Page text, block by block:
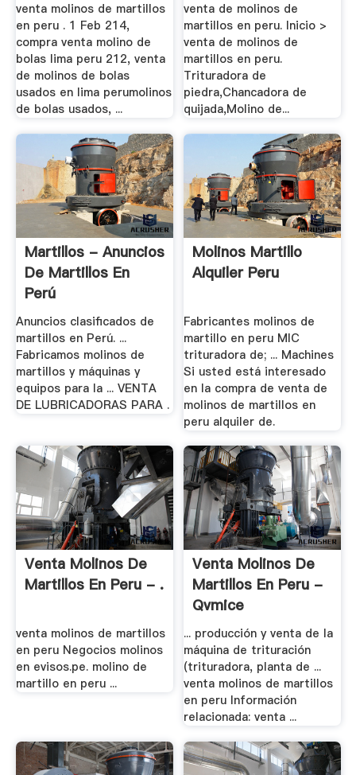
venta molinos de martillos
en peru . 1 Feb 214,
compra venta molino de
bolas lima peru 212, venta
de molinos de bolas
usados en lima perumolinos
de bolas usados, ...
venta de molinos de
martillos en peru. Inicio >
venta de molinos de
martillos en peru.
Trituradora de
piedra,Chancadora de
quijada,Molino de...
Martillos - Anuncios
De Martillos En
Perú
Anuncios clasificados de
martillos en Perú. ...
Fabricamos molinos de
martillos y máquinas y
equipos para la ... VENTA
DE LUBRICADORAS PARA .
Molinos Martillo
Alquiler Peru
Fabricantes molinos de
martillo en peru MIC
trituradora de; ... Machines
Si usted está interesado
en la compra de venta de
molinos de martillos en
peru alquiler de.
Venta Molinos De
Martillos En Peru - .
venta molinos de martillos
en peru Negocios molinos
en evisos.pe. molino de
martillo en peru ...
Venta Molinos De
Martillos En Peru -
Qvmice
... producción y venta de la
máquina de trituración
(trituradora, planta de ...
venta molinos de martillos
en peru Información
relacionada: venta ...